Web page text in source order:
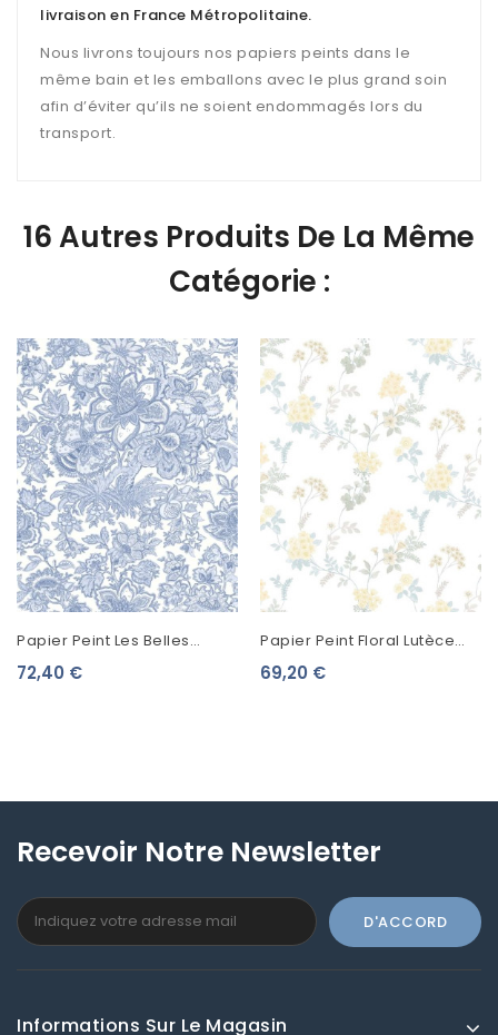
livraison en France Métropolitaine.
Nous livrons toujours nos papiers peints dans le
même bain et les emballons avec le plus grand soin
afin d’éviter qu’ils ne soient endommagés lors du
transport.
16 Autres Produits De La Même
Catégorie :
Papier Peint Les Belles
Toiles De Jouy Provence
72,40 €
Papier Peint Floral Lutèce
Abby Rose 4 Guirlande De
69,20 €
Recevoir Notre Newsletter
Informations Sur Le Magasin